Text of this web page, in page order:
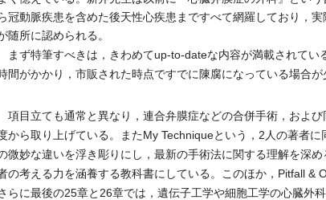
冠動脈疾患を含めた後天性心疾患まですべて網羅しており，
随所に認められる。
まず特筆すべきは，きわめてup-to-dateな内容が満載されてい
間がかかり，市販された時点ですでに陳腐になっている場合
項目立ても通常と異なり，連合弁膜症などの合併手術，およ
から取り上げている。またMy Techniqueという，2人の著者
微妙な違いを浮き彫りにし，最新の手術法に関する理解を深
の考える力を涵養する教科書にしている。このほか，Pitfall &
らに最後の25章と26章では，遺伝子工学や細胞工学の心臓外